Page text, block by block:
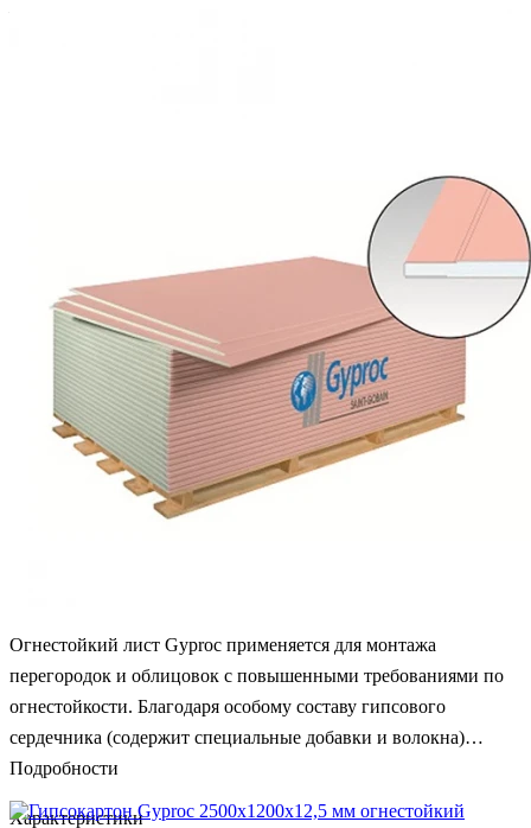
Огнестойкий лист Gyproc применяется для монтажа
перегородок и облицовок с повышенными требованиями по
огнестойкости. Благодаря особому составу гипсового
сердечника (содержит специальные добавки и волокна)
Gyproc огнестойкий дольше других листов выдерживает
воздействие открытого пламени, что приводит к увеличению
Подробности
Характеристики